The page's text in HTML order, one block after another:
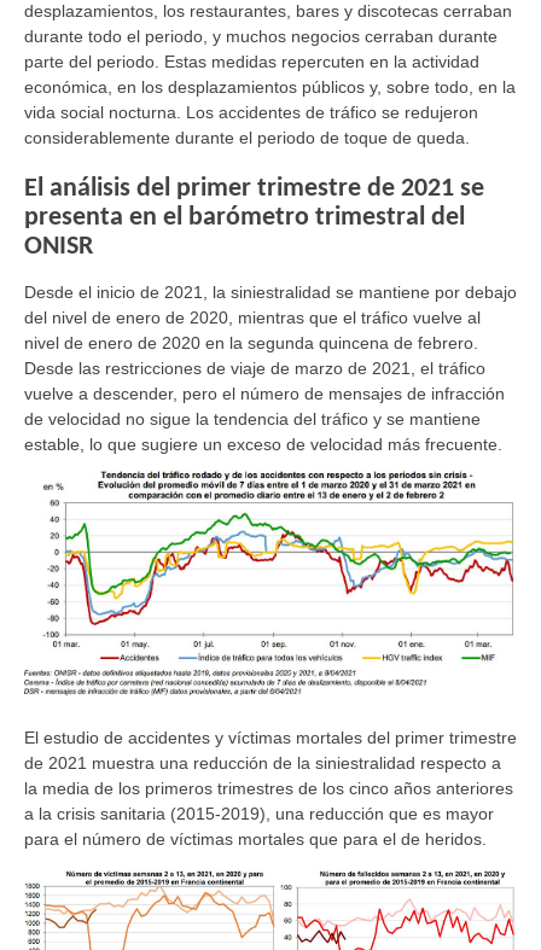
desplazamientos, los restaurantes, bares y discotecas cerraban
durante todo el periodo, y muchos negocios cerraban durante
parte del periodo. Estas medidas repercuten en la actividad
económica, en los desplazamientos públicos y, sobre todo, en la
vida social nocturna. Los accidentes de tráfico se redujeron
considerablemente durante el periodo de toque de queda.
El análisis del primer trimestre de 2021 se
presenta en el barómetro trimestral del
ONISR
Desde el inicio de 2021, la siniestralidad se mantiene por debajo
del nivel de enero de 2020, mientras que el tráfico vuelve al
nivel de enero de 2020 en la segunda quincena de febrero.
Desde las restricciones de viaje de marzo de 2021, el tráfico
vuelve a descender, pero el número de mensajes de infracción
de velocidad no sigue la tendencia del tráfico y se mantiene
estable, lo que sugiere un exceso de velocidad más frecuente.
El estudio de accidentes y víctimas mortales del primer trimestre
de 2021 muestra una reducción de la siniestralidad respecto a
la media de los primeros trimestres de los cinco años anteriores
a la crisis sanitaria (2015-2019), una reducción que es mayor
para el número de víctimas mortales que para el de heridos.